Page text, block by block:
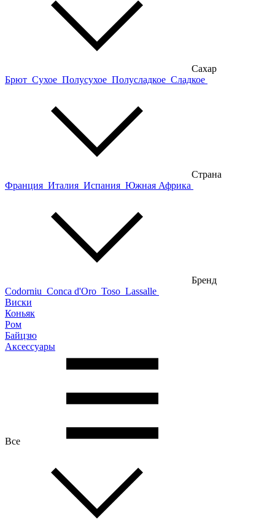
Сахар
Брют Сухое Полусухое Полусладкое Сладкое
Страна
Франция Италия Испания Южная Африка
Бренд
Codorniu Conca d'Oro Toso Lassalle
Виски
Коньяк
Ром
Байцзю
Аксессуары
Все